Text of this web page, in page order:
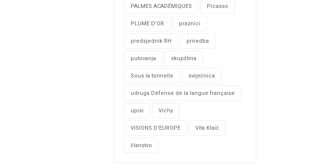
PALMES ACADÉMIQUES Picasso
PLUME D'OR praznici
predsjednik RH priredba
putovanja skupština
Sous la tonnelle svijećnica
udruga Défense de la langue française
upisi Vichy
VISIONS D'EUROPE Vita Klaić
članstvo